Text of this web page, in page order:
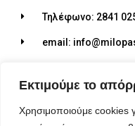
Εκτιμούμε το
Χρησιμοποιούμε cookies
Τηλέφωνο: 2841
email: